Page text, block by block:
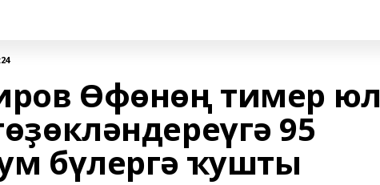
Өфөнөң тимер юл
95
бүлергә ҡушты